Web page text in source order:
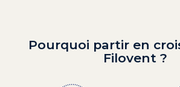
Pourquoi partir en
Filovent ?